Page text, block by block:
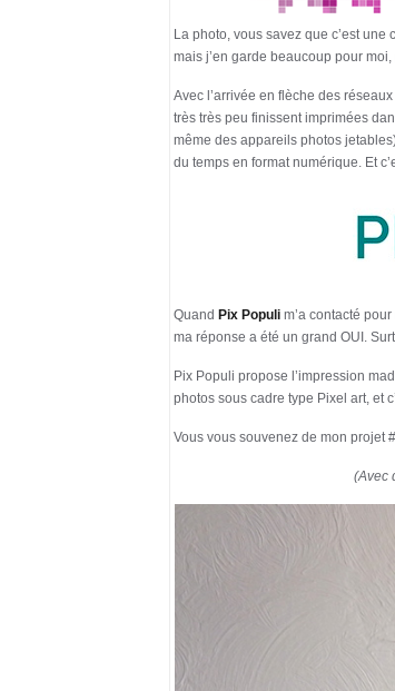
La photo, vous savez que c’est
mais j’en garde beaucoup pour
Avec l’arrivée en flèche des
très très peu finissent imprimées
même des appareils photos
du temps en format numérique. Et
Quand Pix Populi m’a contacté
ma réponse a été un grand OUI.
Pix Populi propose l’impression
photos sous cadre type Pixel art, et
Vous vous souvenez de mon projet
(Avec